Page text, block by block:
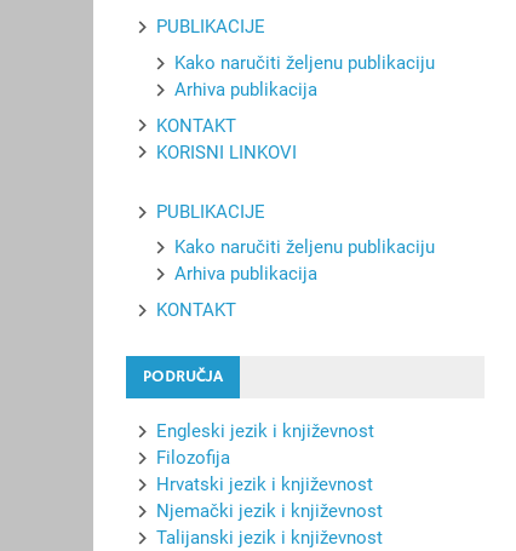
PUBLIKACIJE
Kako naručiti željenu publikaciju
Arhiva publikacija
KONTAKT
KORISNI LINKOVI
PUBLIKACIJE
Kako naručiti željenu publikaciju
Arhiva publikacija
KONTAKT
PODRUČJA
Engleski jezik i književnost
Filozofija
Hrvatski jezik i književnost
Njemački jezik i književnost
Talijanski jezik i književnost